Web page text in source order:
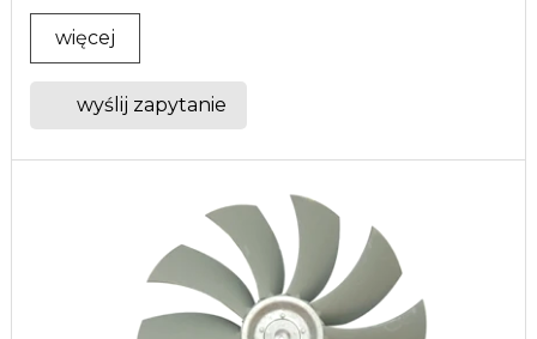
więcej
wyślij zapytanie